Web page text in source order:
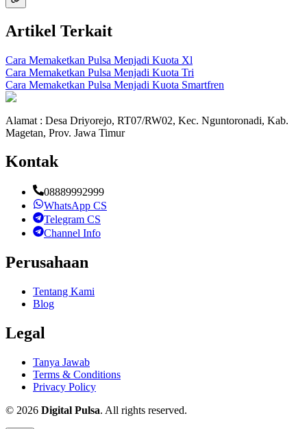
Artikel Terkait
Cara Memaketkan Pulsa Menjadi Kuota Xl
Cara Memaketkan Pulsa Menjadi Kuota Tri
Cara Memaketkan Pulsa Menjadi Kuota Smartfren
Alamat : Desa Driyorejo, RT07/RW02, Kec. Nguntoronadi, Kab.
Magetan, Prov. Jawa Timur
Kontak
08889992999
WhatsApp CS
Telegram CS
Channel Info
Perusahaan
Tentang Kami
Blog
Legal
Tanya Jawab
Terms & Conditions
Privacy Policy
© 2026 Digital Pulsa. All rights reserved.